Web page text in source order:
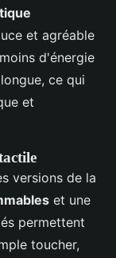
et agréable
d'énergie
ce qui
et
versions de la
et une
permettent
toucher,